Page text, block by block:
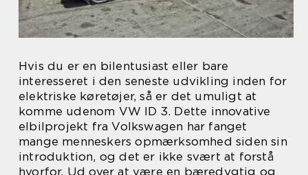
Hvis du er en bilentusiast eller bare
interesseret i den seneste udvikling inden for
elektriske køretøjer, så er det umuligt at
komme udenom VW ID 3. Dette innovative
elbilprojekt fra Volkswagen har fanget
mange menneskers opmærksomhed siden sin
introduktion, og det er ikke svært at forstå
hvorfor. Ud over at være en bæredygtig og